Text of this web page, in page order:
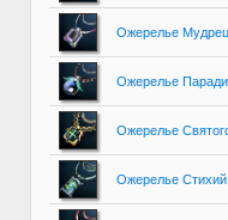
Ожерелье
Ожерелье
Ожерелье
Ожерелье Стихий